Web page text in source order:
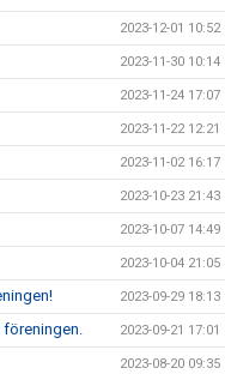
2023-12-01 10:52
2023-11-30 10:14
2023-11-24 17:07
2023-11-22 12:21
2023-11-02 16:17
2023-10-23 21:43
2023-10-07 14:49
2023-10-04 21:05
2023-09-29 18:13
föreningen. 2023-09-21 17:01
2023-08-20 09:35